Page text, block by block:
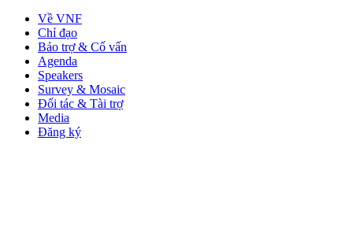
Về VNF
Chỉ đạo
Bảo trợ & Cố vấn
Agenda
Speakers
Survey & Mosaic
Đối tác & Tài trợ
Media
Đăng ký